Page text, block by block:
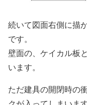
続いて図面右側に描
です。
壁面の、ケイカル板
います。
ただ建具の開閉時の